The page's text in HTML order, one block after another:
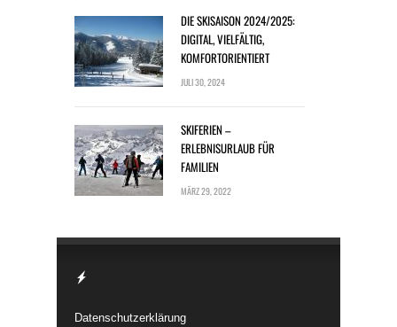
DIE SKISAISON 2024/2025:
DIGITAL, VIELFÄLTIG,
KOMFORTORIENTIERT
JULI 30, 2024
SKIFERIEN –
ERLEBNISURLAUB FÜR
FAMILIEN
MÄRZ 29, 2022
Datenschutzerklärung